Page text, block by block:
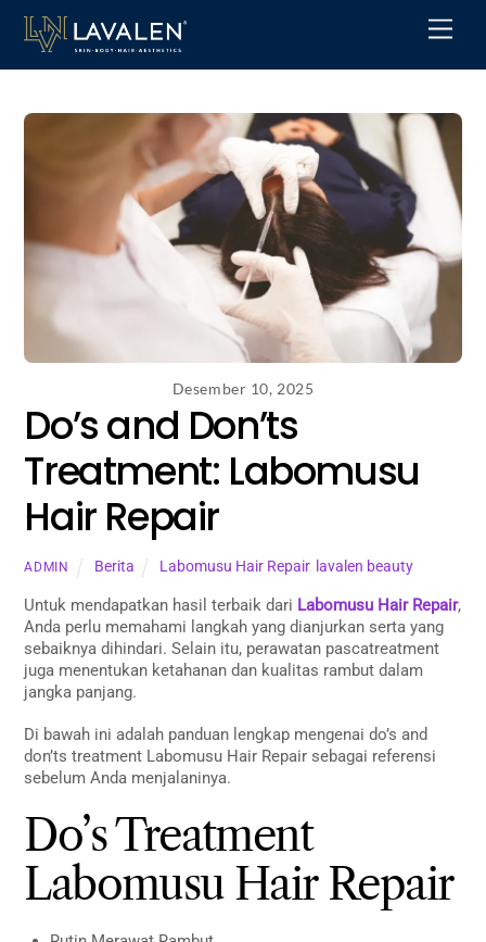
content
Desember 10, 2025
Do’s and Don’ts
Treatment: Labomusu
Hair Repair
ADMIN Berita Labomusu Hair Repair, lavalen beauty
Untuk mendapatkan hasil terbaik dari Labomusu Hair Repair,
Anda perlu memahami langkah yang dianjurkan serta yang
sebaiknya dihindari. Selain itu, perawatan pascatreatment
juga menentukan ketahanan dan kualitas rambut dalam
jangka panjang.
Di bawah ini adalah panduan lengkap mengenai do’s and
don’ts treatment Labomusu Hair Repair sebagai referensi
sebelum Anda menjalaninya.
Do’s Treatment
Labomusu Hair Repair